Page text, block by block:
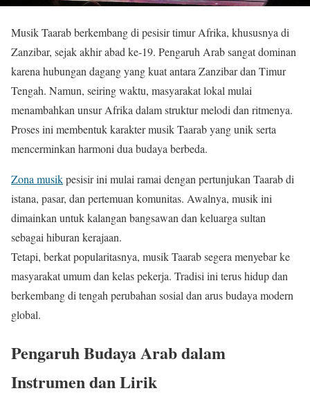
Musik Taarab berkembang di pesisir timur Afrika, khususnya di
Zanzibar, sejak akhir abad ke-19. Pengaruh Arab sangat dominan
karena hubungan dagang yang kuat antara Zanzibar dan Timur
Tengah. Namun, seiring waktu, masyarakat lokal mulai
menambahkan unsur Afrika dalam struktur melodi dan ritmenya.
Proses ini membentuk karakter musik Taarab yang unik serta
mencerminkan harmoni dua budaya berbeda.
Zona musikpesisir ini mulai ramai dengan pertunjukan Taarab di
istana, pasar, dan pertemuan komunitas. Awalnya, musik ini
dimainkan untuk kalangan bangsawan dan keluarga sultan
sebagai hiburan kerajaan.
Tetapi, berkat popularitasnya, musik Taarab segera menyebar ke
masyarakat umum dan kelas pekerja. Tradisi ini terus hidup dan
berkembang di tengah perubahan sosial dan arus budaya modern
global.
Pengaruh Budaya Arab dalam
Instrumen dan Lirik